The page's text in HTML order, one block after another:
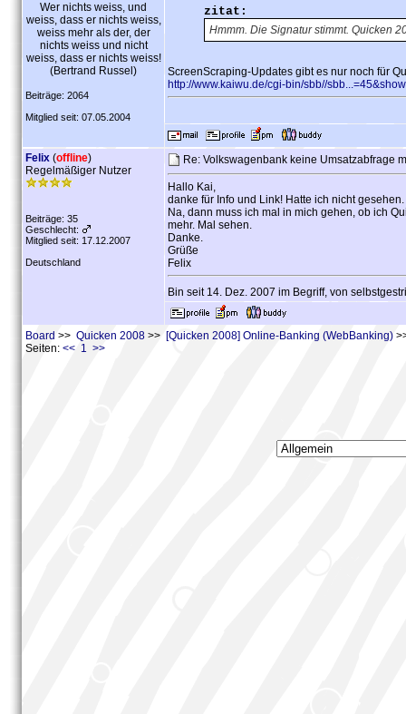
Wer nichts weiss, und
weiss, dass er nichts weiss,
weiss mehr als der, der
nichts weiss und nicht
weiss, dass er nichts weiss!
(Bertrand Russel)
Beiträge: 2064
Mitglied seit: 07.05.2004
zitat:
Hmmm. Die Signatur stimmt. Quicken
ScreenScraping-Updates gibt es nur noch für
http://www.kaiwu.de/cgi-bin/sbb//
Felix (offline)
Regelmäßiger Nutzer
Beiträge: 35
Geschlecht:
Mitglied seit: 17.12.2007
Deutschland
Re: Volkswagenbank keine Umsatzabfrage
Hallo Kai,
danke für Info und Link! Hatte ich nicht gesehen.
Na, dann muss ich mal in mich gehen, ob ich
mehr. Mal sehen.
Danke.
Grüße
Felix
Bin seit 14. Dez. 2007 im Begriff, von
Board >> Quicken 2008 >> [Quicken 2008] Online-Banking (WebBanking)
Seiten: << 1 >>